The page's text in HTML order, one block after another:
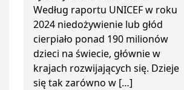
Według raportu UNICEF w roku
2024 niedożywienie lub głód
cierpiało ponad 190 milionów
dzieci na świecie, głównie w
krajach rozwijających się. Dzieje
się tak zarówno w […]